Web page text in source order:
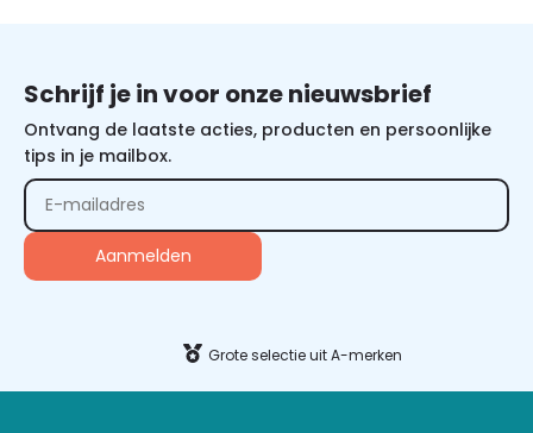
Schrijf je in voor onze nieuwsbrief
Ontvang de laatste acties, producten en persoonlijke
tips in je mailbox.
Alternative:
Grote selectie uit A-merken